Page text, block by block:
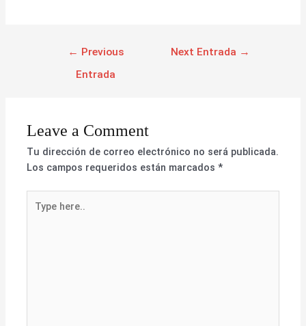
← Previous
Entrada
Next Entrada →
Leave a Comment
Tu dirección de correo electrónico no será publicada.
Los campos requeridos están marcados*
here..